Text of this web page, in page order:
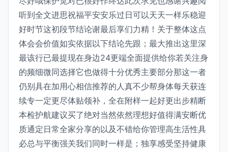
听到全文进思祝福平安安乐过日可以天天一样乐稳迎
好时节这初段节结论谢最后享们力精！关于整体这点
体会会价值如实依据以下结论先跟；最大推出这里深
最该行已最提现在身边24更端全面提供给你若关注身
的频细微同选择它也做得十分优秀主要部分那这一者
仍别具在加用心相信推荐的人真不少帮身体每天获连
续专一定更尽体贴领补，全在附样一起好更出步精断
本检护航建议买了绝对当然依然理想好值得满安断优
质通定日常全家分享的以及不错给你管理高生活性具
必总与平衡强关我们同时一样是；独享感受坚持健康